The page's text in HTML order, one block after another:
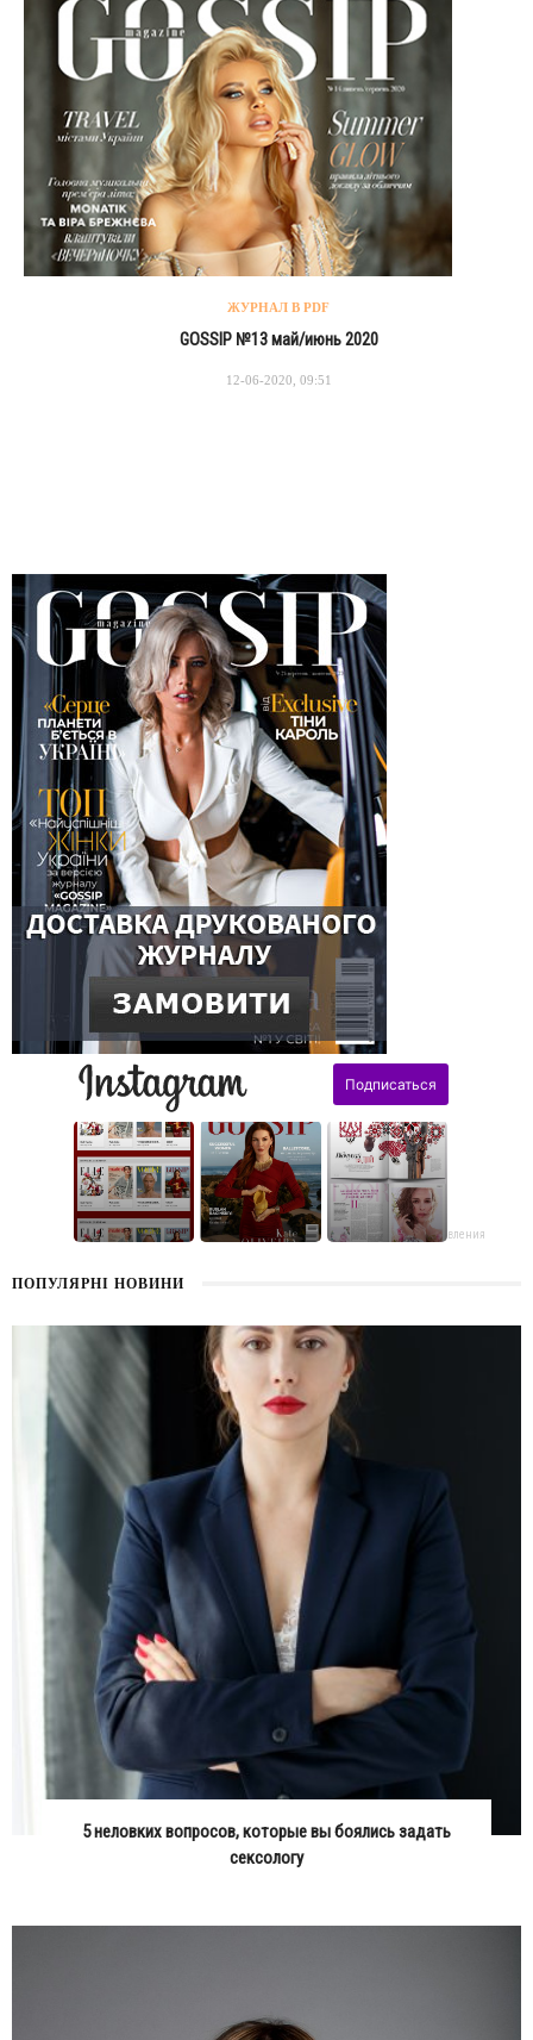
ЖУРНАЛ В PDF
GOSSIP №13 май/июнь 2020
12-06-2020, 09:51
поздравления
ПОПУЛЯРНІ НОВИНИ
5 неловких вопросов, которые вы боялись задать
сексологу